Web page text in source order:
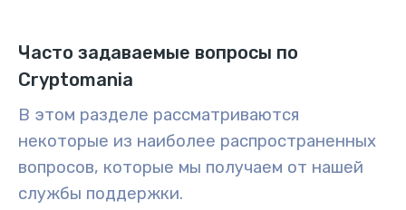
Часто задаваемые вопросы по
Cryptomania
В этом разделе рассматриваются
некоторые из наиболее распространенных
вопросов, которые мы получаем от нашей
службы поддержки.